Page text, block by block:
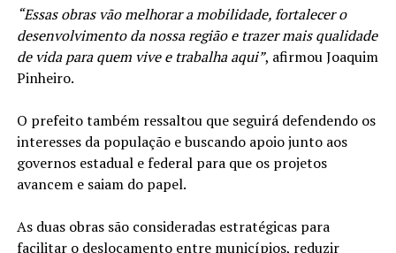
“Essas obras vão melhorar a mobilidade, fortalecer o
desenvolvimento da nossa região e trazer mais qualidade
de vida para quem vive e trabalha aqui”, afirmou Joaquim
Pinheiro.
O prefeito também ressaltou que seguirá defendendo os
interesses da população e buscando apoio junto aos
governos estadual e federal para que os projetos
avancem e saiam do papel.
As duas obras são consideradas estratégicas para
facilitar o deslocamento entre municípios, reduzir